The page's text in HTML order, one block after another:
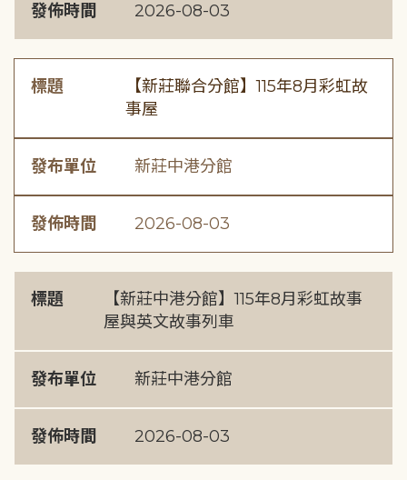
發佈時間 2026-08-03
標題
【新莊聯合分館】115年8月彩虹故
事屋
發布單位 新莊中港分館
發佈時間 2026-08-03
標題
【新莊中港分館】115年8月彩虹故事
屋與英文故事列車
發布單位 新莊中港分館
發佈時間 2026-08-03